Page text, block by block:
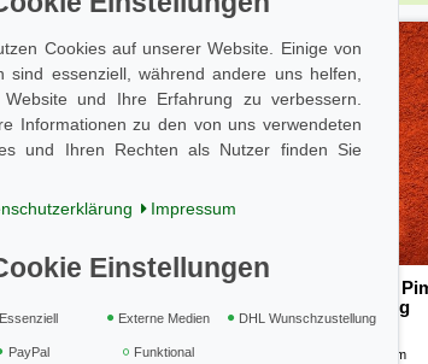
100g
Top-Artikel
Paprika geräuchert süß -
aus der Extremadura 100g
0.1
| 40,00 € / Kilogramm
Cookies auf unserer Website. Einige von
sind essenziell, während andere uns helfen,
Website und Ihre Erfahrung zu verbessern.
Informationen zu den von uns verwendeten
und Ihren Rechten als Nutzer finden Sie
Impressum
Essenziell Externe Medien DHL Wunschzustellung
PayPal Funktional